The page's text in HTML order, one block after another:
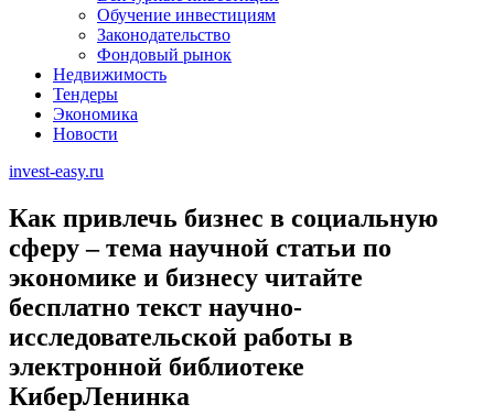
Обучение инвестициям
Законодательство
Фондовый рынок
Недвижимость
Тендеры
Экономика
Новости
invest-easy.ru
Как привлечь бизнес в социальную
сферу – тема научной статьи по
экономике и бизнесу читайте
бесплатно текст научно-
исследовательской работы в
электронной библиотеке
КиберЛенинка